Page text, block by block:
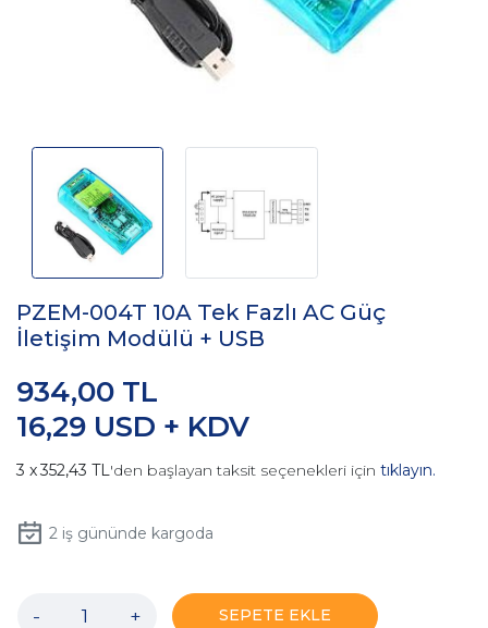
PZEM-004T 10A Tek Fazlı AC Güç
İletişim Modülü + USB
16,29 USD + KDV
934,00 TL
352,43 TL'den başlayan taksit seçenekleri için tıklayın.
2iş gününde kargoda
- + SEPETE EKLE